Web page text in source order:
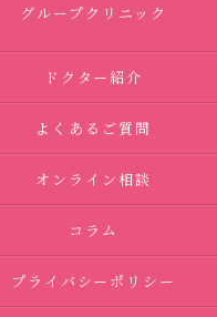
グループクリニック
ドクター紹介
よくあるご質問
オンライン相談
コラム
プライバシーポリシー